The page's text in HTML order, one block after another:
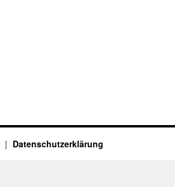
Datenschutz­erklärung